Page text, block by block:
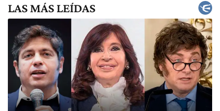
LAS MÁS LEÍDAS